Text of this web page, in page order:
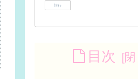
旅行
目次